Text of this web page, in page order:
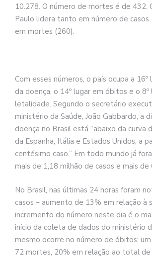
10.278. O número de mortes é de 432.
Paulo lidera tanto em número de casos
em mortes (260).
Com esses números, o país ocupa a 16º
da doença, o 14º lugar em óbitos e o 8º
letalidade. Segundo o secretário
ministério da Saúde, João Gabbardo, a
doença no Brasil está “abaixo da curva
da Espanha, Itália e Estados Unidos, a
centésimo caso.” Em todo mundo já
mais de 1,18 milhão de casos e mais
No Brasil, nas últimas 24 horas foram
casos – aumento de 13% em relação à
incremento do número neste dia é o
início da coleta de dados do ministério
mesmo ocorre no número de óbitos:
72 mortes, 20% em relação ao total